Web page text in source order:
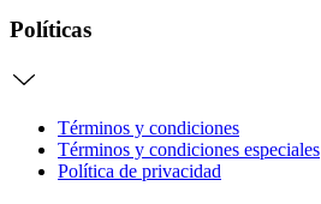
Políticas
Términos y condiciones
Términos y condiciones especiales
Política de privacidad